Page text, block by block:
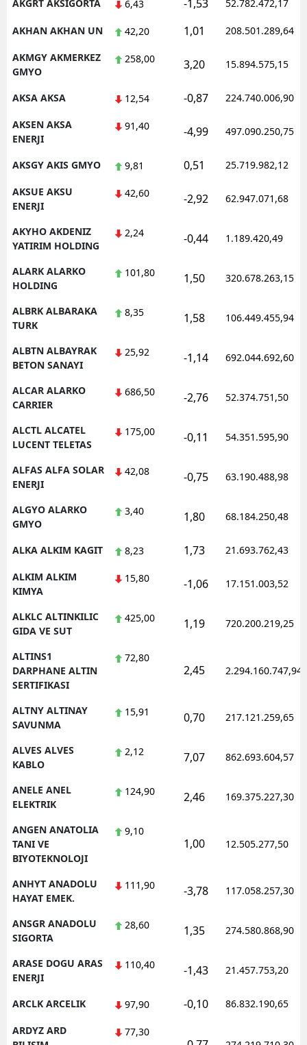
Nevşehir
Niğde
Ordu
Rize
Sinop
Sivas
Trabzon
Uşak
Zonguldak
Aksaray
Batman
Yalova
Karabük
Osmaniye
AKGRT AKSIGORTA 6,43 -1,53 52.782.472,17
AKHAN AKHAN UN 42,20 1,01 208.501.289,64
AKMGY AKMERKEZ
GMYO
258,00 3,20 15.894.575,15
AKSA AKSA 12,54 -0,87 224.740.006,90
AKSEN AKSA
ENERJI
91,40 -4,99 497.090.250,75
AKSGY AKIS GMYO 9,81 0,51 25.719.982,12
AKSUE AKSU
ENERJI
42,60 -2,92 62.947.071,68
AKYHO AKDENIZ
YATIRIM HOLDING
2,24 -0,44 1.189.420,49
ALARK ALARKO
HOLDING
101,80 1,50 320.678.263,15
ALBRK ALBARAKA
TURK
8,35 1,58 106.449.455,94
ALBTN ALBAYRAK
BETON SANAYI
25,92 -1,14 692.044.692,60
ALCAR ALARKO
CARRIER
686,50 -2,76 52.374.751,50
ALCTL ALCATEL
LUCENT TELETAS
175,00 -0,11 54.351.595,90
ALFAS ALFA SOLAR
ENERJI
42,08 -0,75 63.190.488,98
ALGYO ALARKO
GMYO
3,40 1,80 68.184.250,48
ALKA ALKIM KAGIT 8,23 1,73 21.693.762,43
ALKIM ALKIM
KIMYA
15,80 -1,06 17.151.003,52
ALKLC ALTINKILIC
GIDA VE SUT
425,00 1,19 720.200.219,25
ALTINS1
DARPHANE ALTIN
SERTIFIKASI
72,80
2,45 2.294.160.747,94
ALTNY ALTINAY
SAVUNMA
15,91 0,70 217.121.259,65
ALVES ALVES
KABLO
2,12 7,07 862.693.604,57
ANELE ANEL
ELEKTRIK
124,90 2,46 169.375.227,30
ANGEN ANATOLIA
TANI VE
BIYOTEKNOLOJI
9,10
1,00 12.505.277,50
ANHYT ANADOLU
HAYAT EMEK.
111,90 -3,78 117.058.257,30
ANSGR ANADOLU
SIGORTA
28,60 1,35 274.580.868,90
ARASE DOGU ARAS
ENERJI
110,40 -1,43 21.457.753,20
ARCLK ARCELIK 97,90 -0,10 86.832.190,65
ARDYZ ARD
77,30